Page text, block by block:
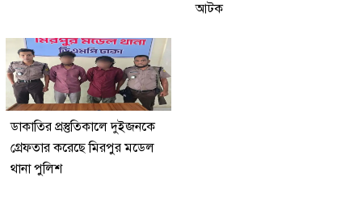
আটক
ডাকাতির প্রস্তুতিকালে দুইজনকে
গ্রেফতার করেছে মিরপুর মডেল
থানা পুলিশ